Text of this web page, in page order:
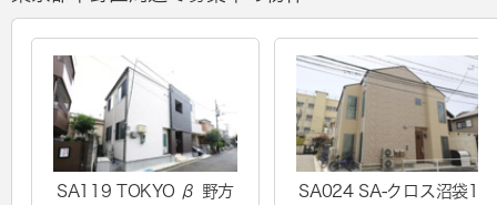
SA119 TOKYO β 野方
SA024 SA-クロス沼袋1